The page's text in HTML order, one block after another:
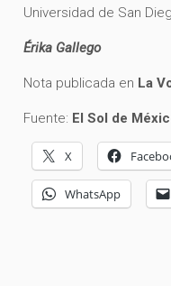
Universidad de San
Érika Gallego
Nota publicada en La
Fuente: El Sol de
X
WhatsApp